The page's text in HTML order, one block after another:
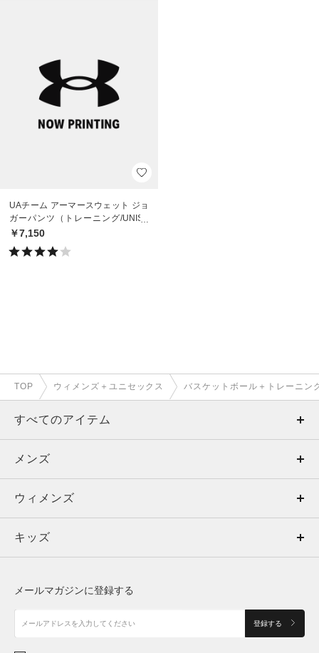
UAチーム アーマースウェット ジョ
ガーパンツ（トレーニング/UNISE
X）
￥7,150
TOP ウィメンズ＋ユニセックス バスケットボール＋トレーニン
すべてのアイテム
メンズ
ウィメンズ
キッズ
アクセサリー
メンズ
トップス
ボトムス
アクセサリー
ウィメンズ
トップス
キッズ
メールマガジンに登録する
登録する